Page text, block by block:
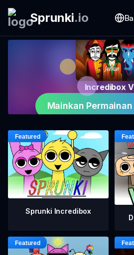
Sprunki.io
Incredibox
Mainkan
Sprunki Incredibox